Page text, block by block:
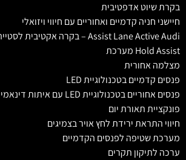
בקרת שיוט אדפטיבית
חיישני חניה קדמיים ואחוריים עם חיווי ויזואלי
Assist Lane Active Audi – בקרה אקטיבית לסטייה מנתיב
Hold Assist מערכת
מצלמה אחורית
פנסים קדמיים בטכנולוגיית LED
פנסים אחוריים בטכנולוגיית LED עם איתות דינאמי אחורי
פונקציית תאורת יום
חיווי התראת ירידת לחץ אויר בצמיגים
מערכת שטיפה לפנסים הקדמיים
ערכה לתיקון תקרים